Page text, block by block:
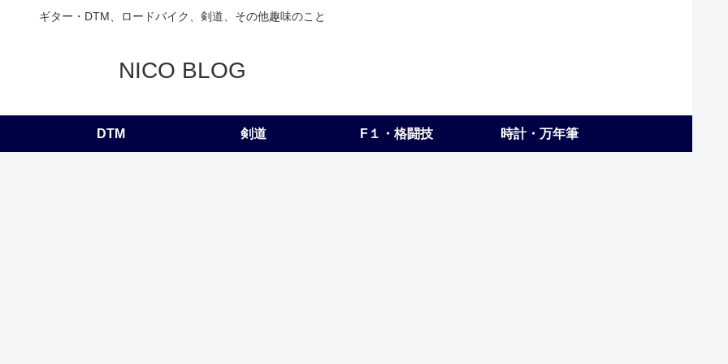
ギター・DTM、ロードバイク、剣道、その他趣味のこと
NICO BLOG
DTM 剣道 F１・格闘技 時計・万年筆